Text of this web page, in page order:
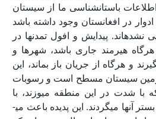
باستان‏شناسی ما از سیستان
در افغانستان وجود داشته باشد
نشده‏اند. پیدایش و افول تمدن‏ها در
هیرمند جاری باشد، شهرها و
و هرگاه از جریان باز بماند، این
سیستان مسطح است و رسوبات
پوشانده، بادهای محلی از جمله باد 120 روزه که با شدت در این منطقه می‏وزند، با
جا‏به‏جایی این رسوبات موجب انباشته شدن انهار و در نتیجه هموار شدن بستر آنها می‏گردند. این پدیده باعث می­